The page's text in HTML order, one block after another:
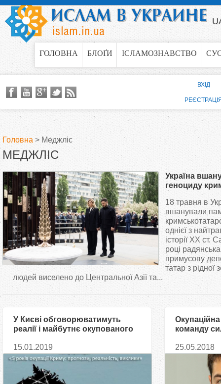
Jump to navigation
ГОЛОВНА БЛОҐИ ІСЛАМОЗНАВСТВО
В
и
є
у
Головна > Меджліс
МЕДЖЛІС
Україна
геноциду
народу
18 травня в
вшанували
однієї з
історії ХХ ст.
році
примусову
татар з рідної
людей виселено до Центральної Азії та...
У Києві обговорюватимуть
реалії і майбутнє окупованого
15.01.2019
команду
татар
25.05.2018
ВХІД